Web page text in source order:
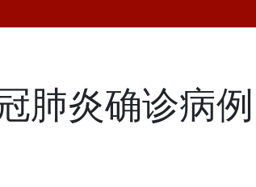
肺炎确诊病